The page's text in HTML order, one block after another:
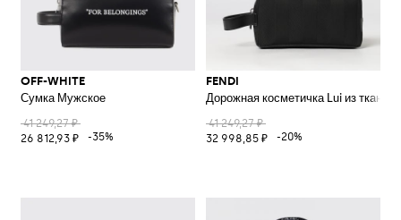
OFF-WHITE
Сумка Мужское
41 249,27 ₽
26 812,93 ₽
-35%
FENDI
Дорожная косметичка Lui из ткани
41 249,27 ₽
32 998,85 ₽
-20%